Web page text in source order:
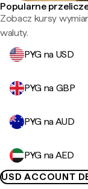
Popularne
Zobacz kursy
waluty.
PYG na USD
PYG na GBP
PYG na AUD
PYG na AED
USD ACCOUNT